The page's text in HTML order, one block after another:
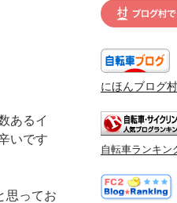
あるイ
いです
思ってお
にほんブログ村
自転車ランキン